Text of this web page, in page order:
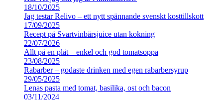
18/10/2025
Jag testar Relivo – ett nytt spännande svenskt kosttillskott
17/09/2025
Recept på Svartvinbärsjuice utan kokning
22/07/2026
Allt på en plåt – enkel och god tomatsoppa
23/08/2025
Rabarber – godaste drinken med egen rabarbersyrup
29/05/2025
Lenas pasta med tomat, basilika, ost och bacon
03/11/2024